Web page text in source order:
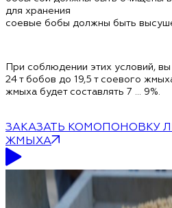
для хранения
соевые бобы должны быть
При соблюдении этих условий,
24 т бобов до 19,5 т соевого
жмыха будет составлять 7 … 9%.
ЗАКАЗАТЬ КОМОПОНОВКУ
ЖМЫХА